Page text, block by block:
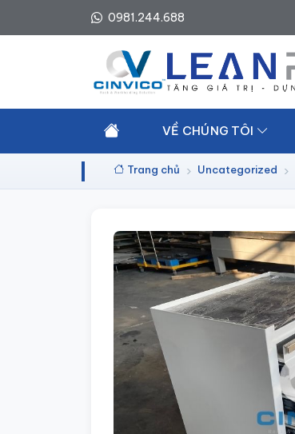
0981.244.688
VỀ CHÚNG TÔI
Trang chủ Uncategorized